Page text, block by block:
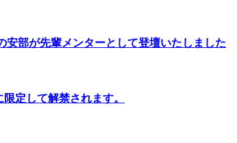
安部が先輩メンターとして登壇いたしました
定して解禁されます。